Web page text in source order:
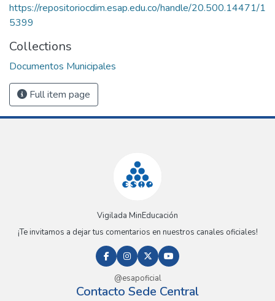
https://repositoriocdim.esap.edu.co/handle/20.500.14471/1
5399
Collections
Documentos Municipales
Full item page
Vigilada MinEducación
¡Te invitamos a dejar tus comentarios en nuestros canales oficiales!
@esapoficial
Contacto Sede Central